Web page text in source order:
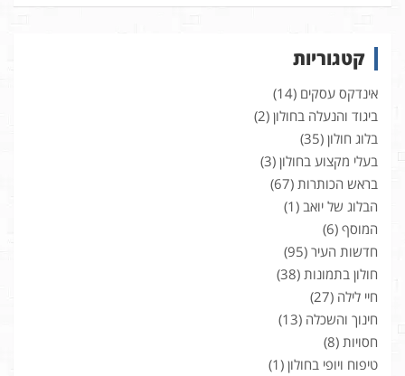
קטגוריות
אינדקס עסקים (14)
ביגוד והנעלה בחולון (2)
בלוג חולון (35)
בעלי מקצוע בחולון (3)
בראש הכותרות (67)
הבלוג של יואב (1)
המוסף (6)
חדשות העיר (95)
חולון בתמונות (38)
חיי לילה (27)
חינוך והשכלה (13)
חסויות (8)
טיפוח ויופי בחולון (1)